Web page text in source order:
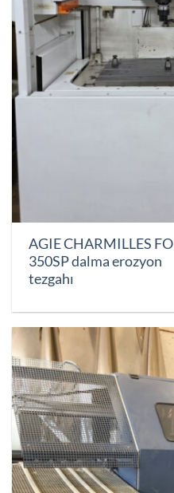
AGIE CHARMILLES FO
350SP dalma erozyon
tezgahı